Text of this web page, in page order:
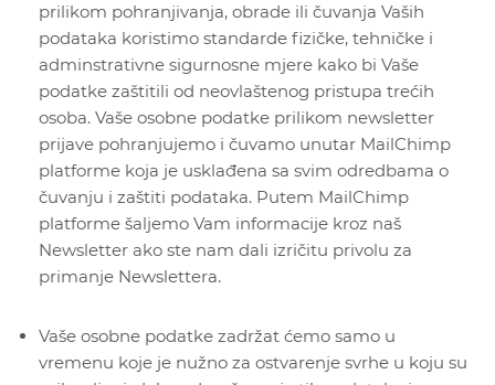
prilikom pohranjivanja, obrade ili čuvanja Vaših
podataka koristimo standarde fizičke, tehničke i
adminstrativne sigurnosne mjere kako bi Vaše
podatke zaštitili od neovlaštenog pristupa trećih
osoba. Vaše osobne podatke prilikom newsletter
prijave pohranjujemo i čuvamo unutar MailChimp
platforme koja je usklađena sa svim odredbama o
čuvanju i zaštiti podataka. Putem MailChimp
platforme šaljemo Vam informacije kroz naš
Newsletter ako ste nam dali izričitu privolu za
primanje Newslettera.
Vaše osobne podatke zadržat ćemo samo u
vremenu koje je nužno za ostvarenje svrhe u koju su